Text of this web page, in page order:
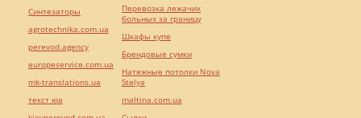
Синтезаторы
agrotechnika.com.ua
perevod.agency
europeservice.com.ua
mk-translations.ua
текст юа
Перевозка лежачих
больных за границу
Шкафы купе
Брендовые сумки
Натяжные потолки Nova
Stelya
maltina.com.ua